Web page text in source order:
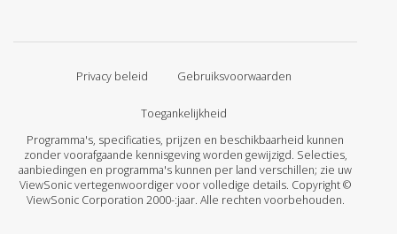
Privacy beleid Gebruiksvoorwaarden
Toegankelijkheid
Programma's, specificaties, prijzen en beschikbaarheid kunnen
zonder voorafgaande kennisgeving worden gewijzigd. Selecties,
aanbiedingen en programma's kunnen per land verschillen; zie uw
ViewSonic vertegenwoordiger voor volledige details. Copyright ©
ViewSonic Corporation 2000-:jaar. Alle rechten voorbehouden.